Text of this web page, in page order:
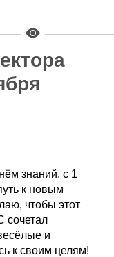
знаний, с 1
к новым
чтобы этот
сочетал
и
к своим целям!